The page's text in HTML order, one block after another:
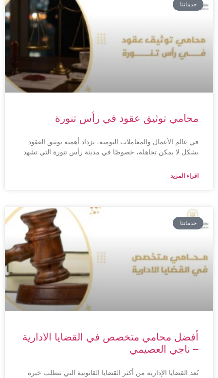
خدماتنا
محامي توثيق عقود في رأس تنورة
في عالم الأعمال والمعاملات اليومية، تزداد أهمية توثيق العقود
بشكل لا يمكن تجاهله، خصوصًا في مدينة رأس تنورة التي تشهد
اقراء المزيد
خدماتنا
أفضل محامي متخصص في القضايا الادارية
– ناجي العصيمي
تُعد القضايا الإدارية من أكثر القضايا القانونية التي تتطلب خبرة